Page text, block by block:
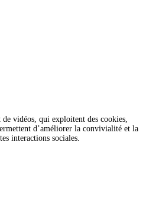
vidéos, qui exploitent des cookies,
d’améliorer la convivialité et la
interactions sociales.